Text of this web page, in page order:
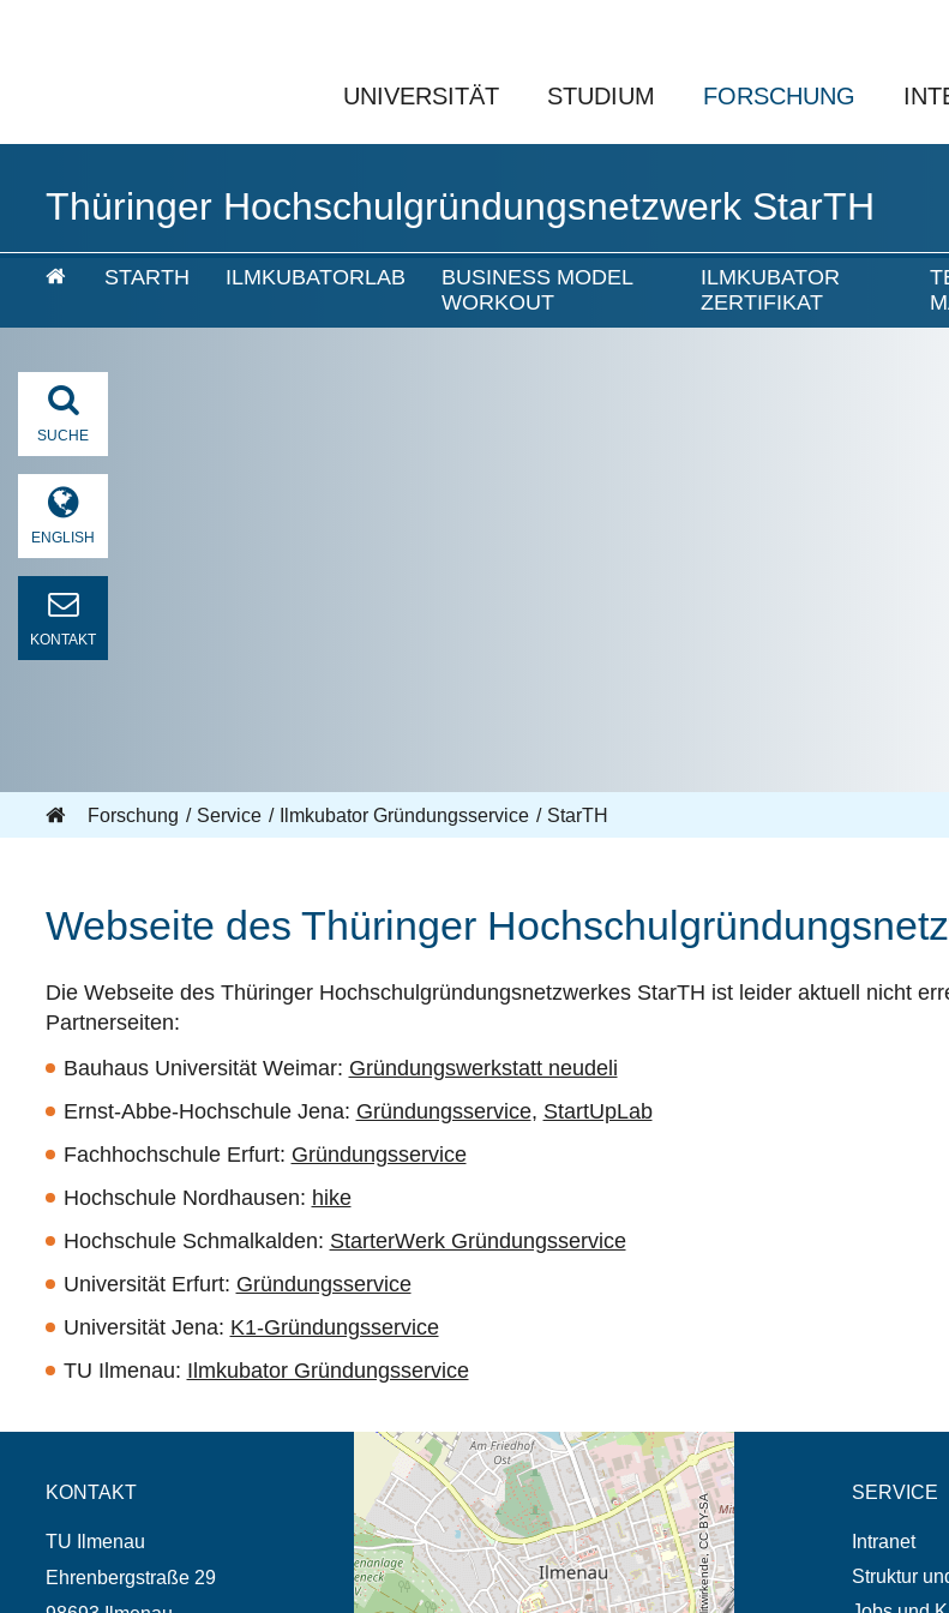
UNIVERSITÄT STUDIUM FORSCHUNG
Thüringer Hochschulgründungsnetzwerk StarTH
STARTH ILMKUBATORLAB
BUSINESS MODEL
WORKOUT
ILMKUBATOR
ZERTIFIKAT
SUCHE
ENGLISH
KONTAKT
Forschung Service Ilmkubator Gründungsservice StarTH
Webseite des Thüringer
Die Webseite des Thüringer Hochschulgründungsnetzwerkes StarTH ist leider aktuell nicht
Partnerseiten:
Bauhaus Universität Weimar: Gründungswerkstatt neudeli
Ernst-Abbe-Hochschule Jena: Gründungsservice, StartUpLab
Fachhochschule Erfurt: Gründungsservice
Hochschule Nordhausen: hike
Hochschule Schmalkalden: StarterWerk Gründungsservice
Universität Erfurt: Gründungsservice
Universität Jena: K1-Gründungsservice
TU Ilmenau: Ilmkubator Gründungsservice
KONTAKT
TU Ilmenau
Ehrenbergstraße 29
Öffnet die Anfahrtsbeschreibung in neuem
Tab (Karte)
SERVICE
Intranet
Struktur